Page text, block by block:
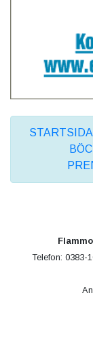
Telefon: 0383-